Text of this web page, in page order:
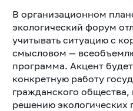
В организационном
экологический форум
учитывать ситуацию с
смысловом —
программа. Акцент
конкретную работу
гражданского
решению